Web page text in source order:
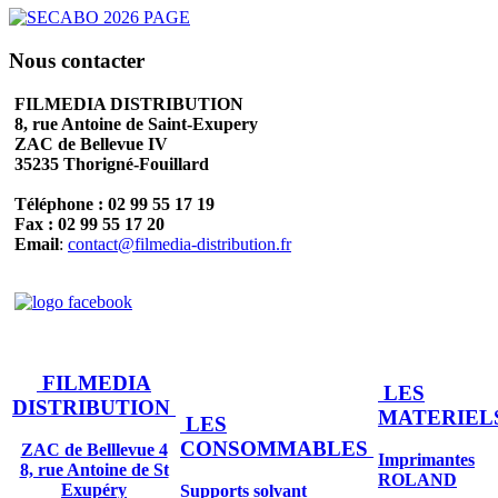
Nous contacter
FILMEDIA DISTRIBUTION
8, rue Antoine de Saint-Exupery
ZAC de Bellevue IV
35235 Thorigné-Fouillard
Téléphone : 02 99 55 17 19
Fax : 02 99 55 17 20
Email: contact@filmedia-distribution.fr
FILMEDIA
DISTRIBUTION
ZAC de Belllevue 4
8, rue Antoine de St
Exupéry
LES
CONSOMMABLES
Supports solvant
LES
Imprimantes
ROLAND